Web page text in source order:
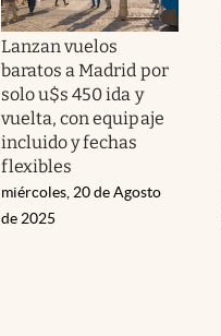
Lanzan vuelos
baratos a Madrid por
solo u$s 450 ida y
vuelta, con equipaje
incluido y fechas
flexibles
miércoles, 20 de Agosto
de 2025